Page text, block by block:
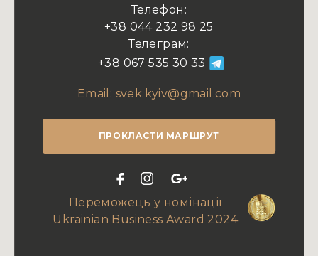
Телефон:
+38 044 232 98 25
Телеграм:
+38 067 535 30 33
Email: svek.kyiv@gmail.com
ПРОКЛАСТИ МАРШРУТ
Переможець у номінації
Ukrainian Business Award 2024